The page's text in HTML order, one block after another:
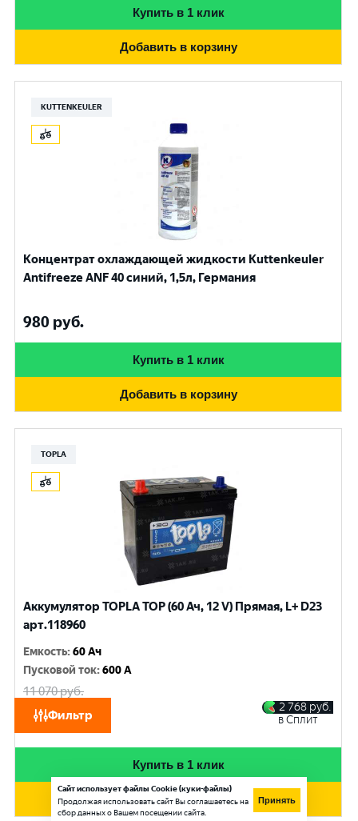
Фильтр
Купить в 1 клик
Добавить в корзину
KUTTENKEULER
Концентрат охлаждающей жидкости Kuttenkeuler
Antifreeze ANF 40 синий, 1,5л, Германия
980 руб.
Купить в 1 клик
Добавить в корзину
TOPLA
Аккумулятор TOPLA TOP (60 Ач, 12 V) Прямая, L+ D23
арт.118960
Емкость:60 Ач
Пусковой ток:600 A
11 070руб.
10 530руб. 2 768 руб.
в Сплит
Купить в 1 клик
Добавить в корзину
Сайт использует файлы Cookie (куки-файлы)
Продолжая использовать сайт Вы соглашаетесь на
сбор данных о Вашем посещении сайта.
Принять